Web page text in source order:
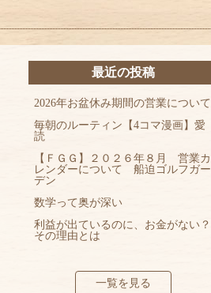
最近の投稿
2026年お盆休み期間の営業について
毎朝のルーティン【4コマ漫画】愛
読
【ＦＧＧ】２０２６年８月 営業カ
レンダーについて 船迫ゴルフガー
デン
数学って奥が深い
利益が出ているのに、お金がない？
その理由とは
一覧を見る